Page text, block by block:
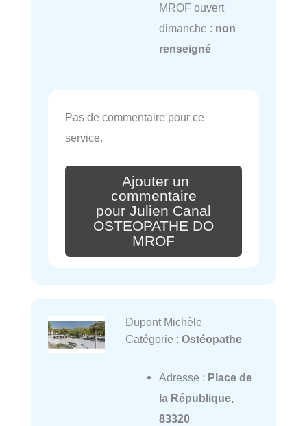
MROF ouvert
dimanche : non
renseigné
Pas de commentaire pour ce
service.
Ajouter un
commentaire
pour Julien Canal
OSTEOPATHE DO
MROF
Dupont Michèle
Catégorie : Ostéopathe
Adresse : Place de
la République,
83320